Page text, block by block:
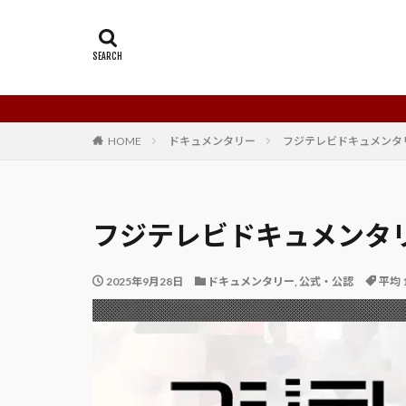
HOME ドキュメンタリー フジテレビドキュメンタ
フジテレビドキュメンタ
2025年9月28日 ドキュメンタリー, 公式・公認 平均